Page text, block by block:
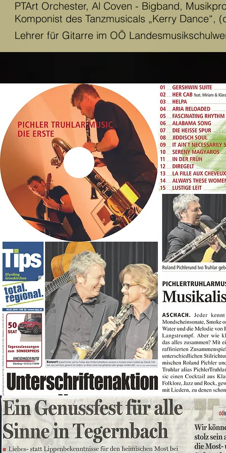
PTArt Orchester, Al Coven - Bigband,
Komponist des Tanzmusicals „Kerry Dance“,
Lehrer für Gitarre im OÖ